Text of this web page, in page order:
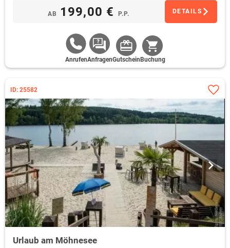
1 x Genießen Sie am Abend ein 3-Gänge-Menü
AB 199,00 € P.P. DETAILS
AnrufenAnfragenGutschein Buchung
ID: 25582
Urlaub am Möhnesee